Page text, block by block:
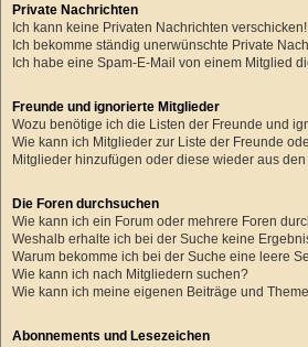
Private Nachrichten
Ich kann keine Privaten Nachrichten verschicken!
Ich bekomme ständig unerwünschte Private
Ich habe eine Spam-E-Mail von einem Mitglied
Freunde und ignorierte Mitglieder
Wozu benötige ich die Listen der Freunde und
Wie kann ich Mitglieder zur Liste der Freunde
Mitglieder hinzufügen oder diese wieder aus
Die Foren durchsuchen
Wie kann ich ein Forum oder mehrere Foren
Weshalb erhalte ich bei der Suche keine
Warum bekomme ich bei der Suche eine leere
Wie kann ich nach Mitgliedern suchen?
Wie kann ich meine eigenen Beiträge und
Abonnements und Lesezeichen